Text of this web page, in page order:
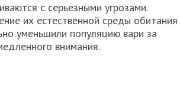
с серьезными угрозами.
их естественной среды обитания
уменьшили популяцию вари за
внимания.